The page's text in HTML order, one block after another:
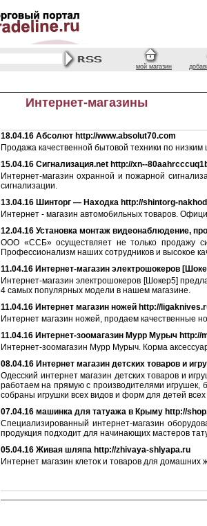
мой магазин
Интернет-магазины
18.04.16 Абсолют http://www.absolut70.com
Продажа качественной бытовой техники по низким
15.04.16 Сигнализация.net http://xn--
Интернет-магазин охранной и пожарной
сигнализации.
13.04.16 Шинторг — Находка http://shintorg-
Интернет - магазин автомобильных товаров.
12.04.16 Установка монтаж видеонаблюдение,
ООО «ССБ» осуществляет не только продажу
Профессионализм наших сотрудников и высокое
11.04.16 Интернет-магазин электрошокеров
Интернет-магазин электрошокеров [Шокер5]
4 самых популярных модели в нашем магазине.
11.04.16 Интернет магазин ножей http://
Интернет магазин ножей, продаем качественные
11.04.16 Интернет-зоомагазин Мурр Мурыч http://
Интернет-зоомагазин Мурр Мурыч. Корма
08.04.16 Интернет магазин детских товаров и
Одесский интернет магазин детских товаров и
работаем на прямую с производителями игрушек,
собраны игрушки всех видов и форм для детей
07.04.16 машинка для татуажа в Крыму http://
Специализированный интернет-магазин
продукция подходит для начинающих мастеров
05.04.16 Живая шляпа http://zhivaya-shlyapa.ru
Интернет магазин клеток и товаров для домашних